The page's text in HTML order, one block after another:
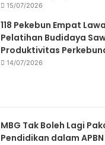
15/07/2026
118 Pekebun Empat
Pelatihan Budidaya
Produktivitas
14/07/2026
MBG Tak Boleh Lagi
Pendidikan dalam APBN